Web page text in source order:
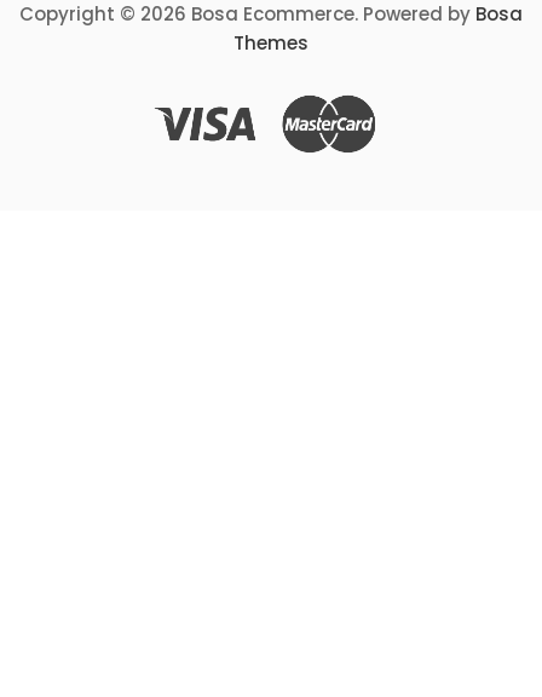
Copyright © 2026 Bosa Ecommerce. Powered by Bosa
Themes